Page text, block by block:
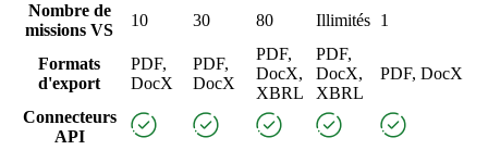
Nombre de
missions VS
10 30 80 Illimités 1
Formats
d'export
PDF,
DocX
PDF,
DocX
PDF,
DocX,
XBRL
PDF,
DocX,
XBRL
PDF, DocX
Connecteurs
API